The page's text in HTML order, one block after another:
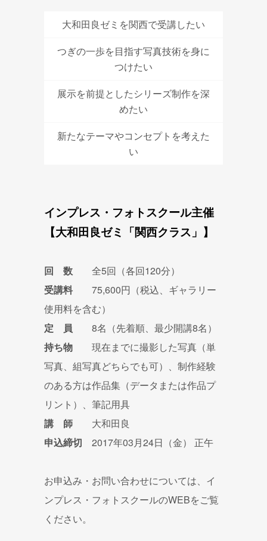
大和田良ゼミを関西で受講したい
つぎの一歩を目指す写真技術を身に
つけたい
展示を前提としたシリーズ制作を深
めたい
新たなテーマやコンセプトを考えた
い
インプレス・フォトスクール主催
【大和田良ゼミ「関西クラス」】
回 数 全5回（各回120分）
受講料 75,600円（税込、ギャラリー
使用料を含む）
定 員 8名（先着順、最少開講8名）
持ち物 現在までに撮影した写真（単
写真、組写真どちらでも可）、制作経験
のある方は作品集（データまたは作品プ
リント）、筆記用具
講 師 大和田良
申込締切 2017年03月24日（金） 正午
お申込み・お問い合わせについては、イ
ンプレス・フォトスクールのWEBをご覧
ください。